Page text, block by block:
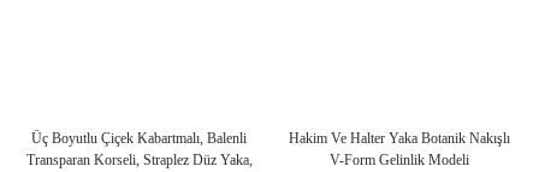
Üç Boyutlu Çiçek Kabartmalı, Balenli
Transparan Korseli, Straplez Düz Yaka,
Hakim Ve Halter Yaka Botanik Nakışlı
V-Form Gelinlik Modeli